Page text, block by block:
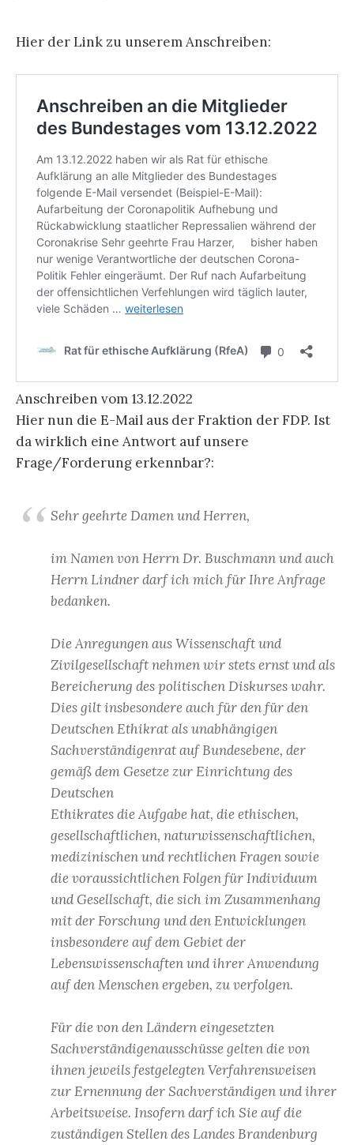
Hier der Link zu unserem Anschreiben:
Anschreiben vom 13.12.2022
Hier nun die E-Mail aus der Fraktion der FDP. Ist
da wirklich eine Antwort auf unsere
Frage/Forderung erkennbar?:
Sehr geehrte Damen und Herren,
im Namen von Herrn Dr. Buschmann und auch
Herrn Lindner darf ich mich für Ihre Anfrage
bedanken.
Die Anregungen aus Wissenschaft und
Zivilgesellschaft nehmen wir stets ernst und als
Bereicherung des politischen Diskurses wahr.
Dies gilt insbesondere auch für den für den
Deutschen Ethikrat als unabhängigen
Sachverständigenrat auf Bundesebene, der
gemäß dem Gesetze zur Einrichtung des
Deutschen
Ethikrates die Aufgabe hat, die ethischen,
gesellschaftlichen, naturwissenschaftlichen,
medizinischen und rechtlichen Fragen sowie
die voraussichtlichen Folgen für Individuum
und Gesellschaft, die sich im Zusammenhang
mit der Forschung und den Entwicklungen
insbesondere auf dem Gebiet der
Lebenswissenschaften und ihrer Anwendung
auf den Menschen ergeben, zu verfolgen.
Für die von den Ländern eingesetzten
Sachverständigenausschüsse gelten die von
ihnen jeweils festgelegten Verfahrensweisen
zur Ernennung der Sachverständigen und ihrer
Arbeitsweise. Insofern darf ich Sie auf die
zuständigen Stellen des Landes Brandenburg